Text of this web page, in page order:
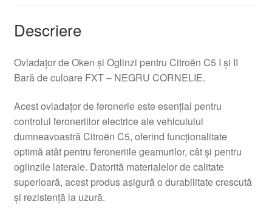
Descriere
Ovladațor de Oken și Oglinzi pentru Citroën C5 I și II
Bară de culoare FXT – NEGRU CORNELIE.
Acest ovladațor de feronerie este esențial pentru
controlul feroneriilor electrice ale vehiculului
dumneavoastră Citroën C5, oferind funcționalitate
optimă atât pentru feroneriile geamurilor, cât și pentru
oglinzile laterale. Datorită materialelor de calitate
superioară, acest produs asigură o durabilitate crescută
și rezistență la uzură.